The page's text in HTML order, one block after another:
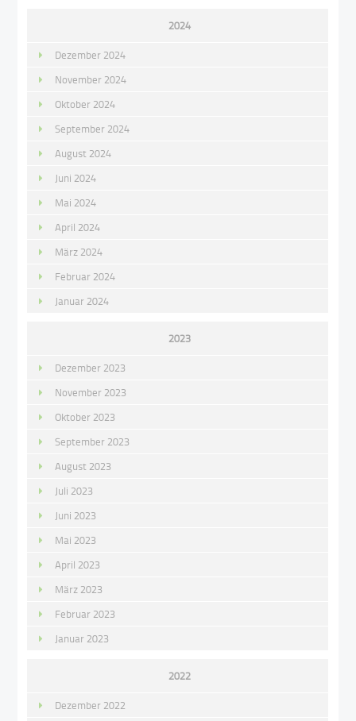
2024
Dezember 2024
November 2024
Oktober 2024
September 2024
August 2024
Juni 2024
Mai 2024
April 2024
März 2024
Februar 2024
Januar 2024
2023
Dezember 2023
November 2023
Oktober 2023
September 2023
August 2023
Juli 2023
Juni 2023
Mai 2023
April 2023
März 2023
Februar 2023
Januar 2023
2022
Dezember 2022